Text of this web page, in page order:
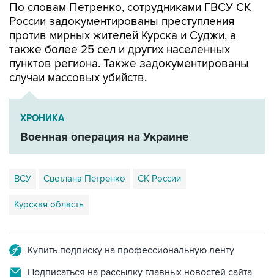
По словам Петренко, сотрудниками ГВСУ СК
России задокументированы преступления
против мирных жителей Курска и Суджи, а
также более 25 сел и других населенных
пунктов региона. Также задокументированы
случаи массовых убийств.
ХРОНИКА
Военная операция на Украине
ВСУ Светлана Петренко СК России
Курская область
Купить подписку на профессиональную ленту
Подписаться на рассылку главных новостей сайта